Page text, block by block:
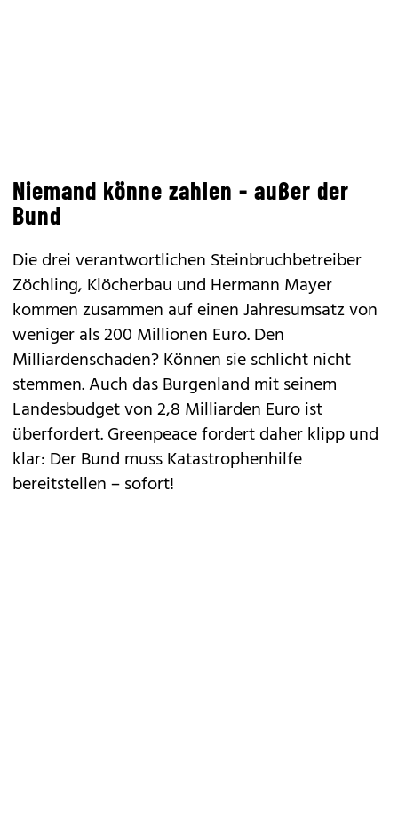
Niemand könne zahlen - außer der
Bund
Die drei verantwortlichen Steinbruchbetreiber
Zöchling, Klöcherbau und Hermann Mayer
kommen zusammen auf einen Jahresumsatz von
weniger als 200 Millionen Euro. Den
Milliardenschaden? Können sie schlicht nicht
stemmen. Auch das Burgenland mit seinem
Landesbudget von 2,8 Milliarden Euro ist
überfordert. Greenpeace fordert daher klipp und
klar: Der Bund muss Katastrophenhilfe
bereitstellen – sofort!